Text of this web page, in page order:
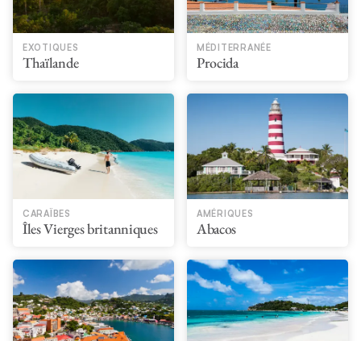
EXOTIQUES
Thaïlande
MÉDITERRANÉE
Procida
CARAÏBES
Îles Vierges britanniques
AMÉRIQUES
Abacos